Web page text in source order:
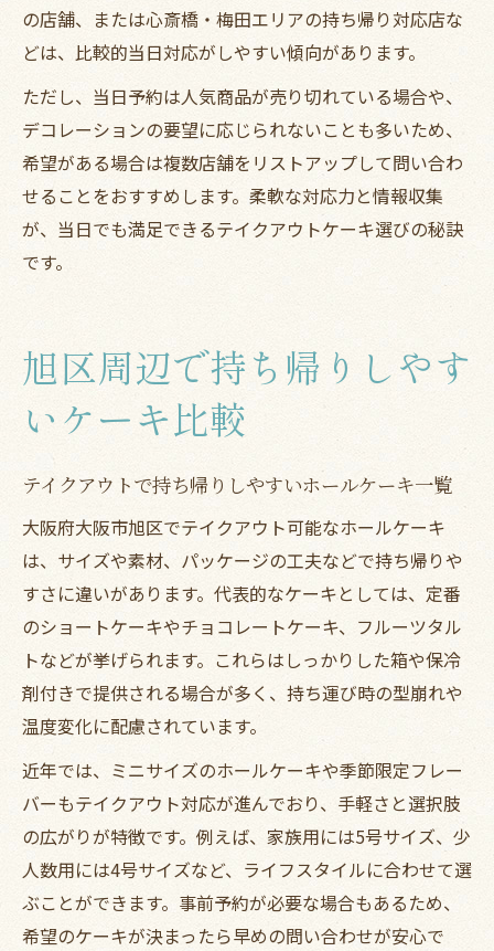
の店舗、または心斎橋・梅田エリアの持ち帰り対応店な
どは、比較的当日対応がしやすい傾向があります。
ただし、当日予約は人気商品が売り切れている場合や、
デコレーションの要望に応じられないことも多いため、
希望がある場合は複数店舗をリストアップして問い合わ
せることをおすすめします。柔軟な対応力と情報収集
が、当日でも満足できるテイクアウトケーキ選びの秘訣
です。
旭区周辺で持ち帰りしやす
いケーキ比較
テイクアウトで持ち帰りしやすいホールケーキ一覧
大阪府大阪市旭区でテイクアウト可能なホールケーキ
は、サイズや素材、パッケージの工夫などで持ち帰りや
すさに違いがあります。代表的なケーキとしては、定番
のショートケーキやチョコレートケーキ、フルーツタル
トなどが挙げられます。これらはしっかりした箱や保冷
剤付きで提供される場合が多く、持ち運び時の型崩れや
温度変化に配慮されています。
近年では、ミニサイズのホールケーキや季節限定フレー
バーもテイクアウト対応が進んでおり、手軽さと選択肢
の広がりが特徴です。例えば、家族用には5号サイズ、少
人数用には4号サイズなど、ライフスタイルに合わせて選
ぶことができます。事前予約が必要な場合もあるため、
希望のケーキが決まったら早めの問い合わせが安心で